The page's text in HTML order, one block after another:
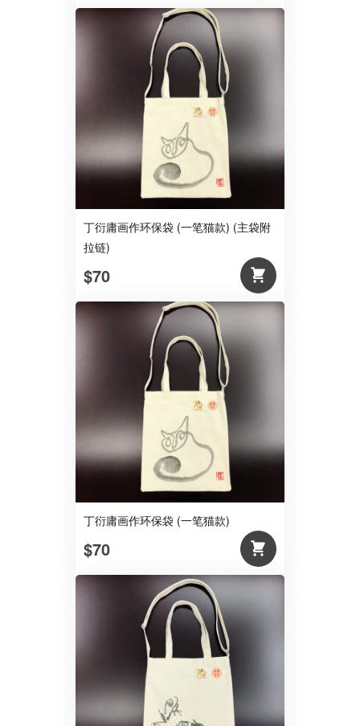
丁衍庸画作环保袋 (一笔猫款) (主袋附
拉链)
$70
丁衍庸画作环保袋 (一笔猫款)
$70